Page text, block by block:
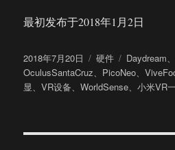
最初发布于2018年1月2日
发
布
于
2018年7月20日
分
类
硬件
标
签
Daydream
OculusSantaCruz、 PicoNeo、
显、VR设备、WorldSense、小米VR